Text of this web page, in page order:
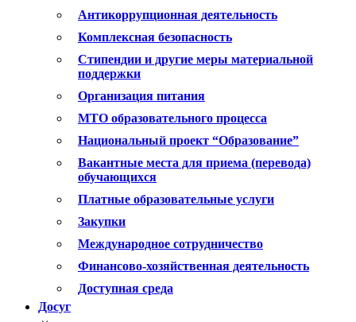
Антикоррупционная деятельность
Комплексная безопасность
Стипендии и другие меры материальной
поддержки
Организация питания
МТО образовательного процесса
Национальный проект “Образование”
Вакантные места для приема (перевода)
обучающихся
Платные образовательные услуги
Закупки
Международное сотрудничество
Финансово-хозяйственная деятельность
Доступная среда
Досуг